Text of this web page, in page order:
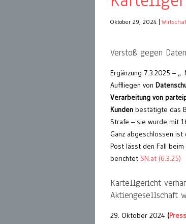
Oktober 29, 2024
Verstoß gegen
Ergänzung 7.3.2025 – „
Auffliegen von
Verarbeitung von
Kunden bestätigte das
Strafe – sie wurde mit
Ganz abgeschlossen
Post lässt den Fall
berichtet SN.at (6.3.25)
Kartellgericht
Aktiengesellschaft
29. Oktober 2024 (